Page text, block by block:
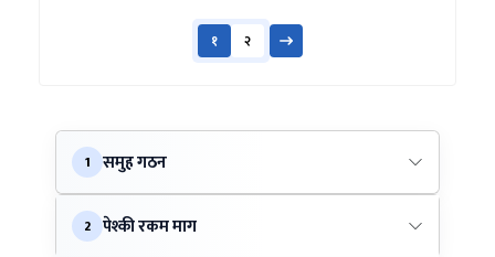
१ २
1 समुह गठन
2 पेश्की रकम माग